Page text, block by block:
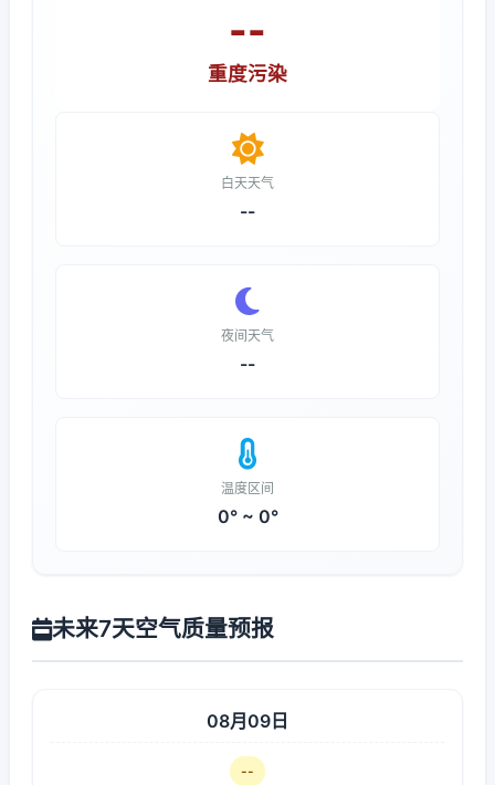
--
重度污染
白天天气
--
夜间天气
--
温度区间
0° ~ 0°
未来7天空气质量预报
08月09日
--